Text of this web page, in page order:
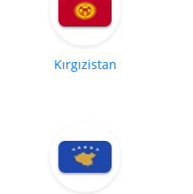
Kırgızistan